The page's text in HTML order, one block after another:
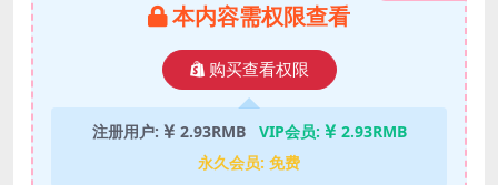
本内容需权限查看
购买查看权限
注册用户: 2.93RMB VIP会员:
2.93RMB
永久会员: 免费